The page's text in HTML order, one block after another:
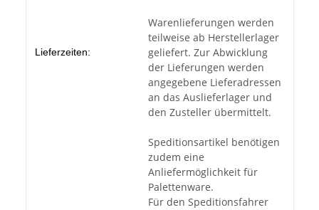
Lieferzeiten:
Warenlieferungen werden
teilweise ab Herstellerlager
geliefert. Zur Abwicklung
der Lieferungen werden
angegebene Lieferadressen
an das Auslieferlager und
den Zusteller übermittelt.
Speditionsartikel benötigen
zudem eine
Anliefermöglichkeit für
Palettenware.
Für den Speditionsfahrer